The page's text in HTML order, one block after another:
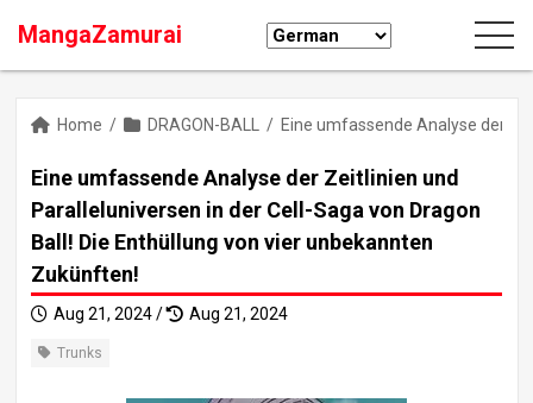
MangaZamurai
Home / DRAGON-BALL / Eine umfassende Analyse der
Eine umfassende Analyse der Zeitlinien und
Paralleluniversen in der Cell-Saga von Dragon
Ball! Die Enthüllung von vier unbekannten
Zukünften!
Aug 21, 2024 / Aug 21, 2024
Trunks